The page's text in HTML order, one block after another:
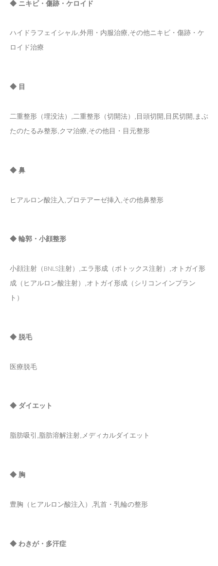
◆ ニキビ・傷跡・ケロイド
ハイドラフェイシャル,外用・内服治療,その他ニキビ・傷跡・ケ
ロイド治療
◆ 目
二重整形（埋没法）,二重整形（切開法）,目頭切開,目尻切開,まぶ
たのたるみ整形,クマ治療,その他目・目元整形
◆ 鼻
ヒアルロン酸注入,プロテアーゼ挿入,その他鼻整形
◆ 輪郭・小顔整形
小顔注射（BNLS注射）,エラ形成（ボトックス注射）,オトガイ形
成（ヒアルロン酸注射）,オトガイ形成（シリコンインプラン
ト）
◆ 脱毛
医療脱毛
◆ ダイエット
脂肪吸引,脂肪溶解注射,メディカルダイエット
◆ 胸
豊胸（ヒアルロン酸注入）,乳首・乳輪の整形
◆ わきが・多汗症